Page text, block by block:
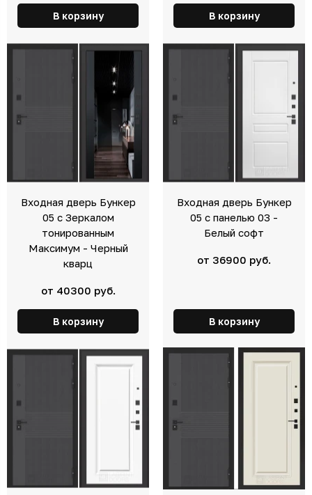
В корзину В корзину
Входная дверь Бункер
05 с Зеркалом
тонированным
Максимум - Черный
кварц
от 40300 руб.
В корзину
Входная дверь Бункер
05 с панелью 03 -
Белый софт
от 36900 руб.
В корзину